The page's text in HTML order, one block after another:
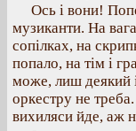
Ось і вони!
музиканти. На
сопілках, на
попало, на тім і
може, лиш деякий
оркестру не
вихиляси йде, аж